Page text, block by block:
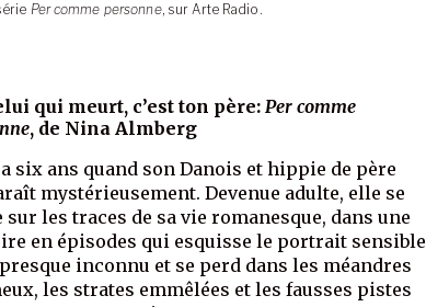
Per comme personne, sur Arte Radio.
qui meurt, c’est ton père: Per comme
, de Nina Almberg
six ans quand son Danois et hippie de père
mystérieusement. Devenue adulte, elle se
sur les traces de sa vie romanesque, dans une
en épisodes qui esquisse le portrait sensible
presque inconnu et se perd dans les méandres
les strates emmêlées et les fausses pistes